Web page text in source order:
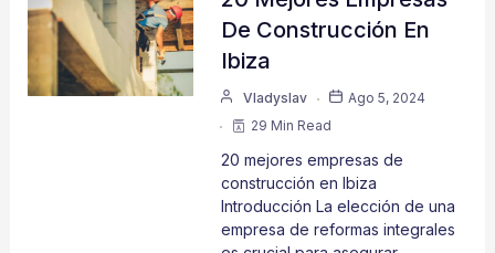
De Construcción En
Ibiza
Vladyslav
Ago 5, 2024
29 Min Read
20 mejores empresas de
construcción en Ibiza
Introducción La elección de una
empresa de reformas integrales